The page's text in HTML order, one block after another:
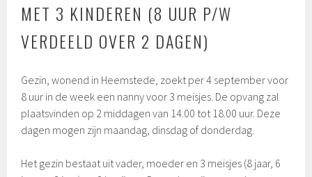
MET 3 KINDEREN (8 UUR P/W
VERDEELD OVER 2 DAGEN)
Gezin, wonend in Heemstede, zoekt per 4 september voor
8 uur in de week een nanny voor 3 meisjes. De opvang zal
plaatsvinden op 2 middagen van 14.00 tot 18.00 uur. Deze
dagen mogen zijn maandag, dinsdag of donderdag.
Het gezin bestaat uit vader, moeder en 3 meisjes (8 jaar, 6